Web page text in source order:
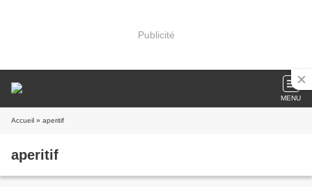
Publicité
MENU
Accueil » aperitif
aperitif